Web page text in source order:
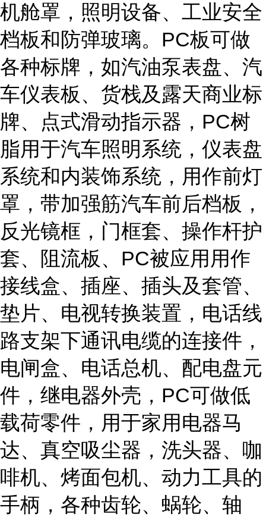
机舱罩，照明设备、工业安全
档板和防弹玻璃。PC板可做
各种标牌，如汽油泵表盘、汽
车仪表板、货栈及露天商业标
牌、点式滑动指示器，PC树
脂用于汽车照明系统，仪表盘
系统和内装饰系统，用作前灯
罩，带加强筋汽车前后档板，
反光镜框，门框套、操作杆护
套、阻流板、PC被应用用作
接线盒、插座、插头及套管、
垫片、电视转换装置，电话线
路支架下通讯电缆的连接件，
电闸盒、电话总机、配电盘元
件，继电器外壳，PC可做低
载荷零件，用于家用电器马
达、真空吸尘器，洗头器、咖
啡机、烤面包机、动力工具的
手柄，各种齿轮、蜗轮、轴